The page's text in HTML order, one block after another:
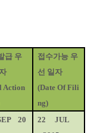
급 우
Action
접수가능 우
선 일자
(Date Of Fili
ng)
20
22
JUL